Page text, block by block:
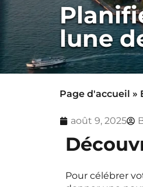
lune
Page d'accueil »
août 9, 2025
Pour célébrer